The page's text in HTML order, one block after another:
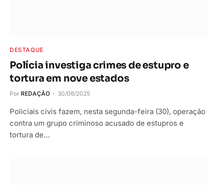
DESTAQUE
Polícia investiga crimes de estupro e
tortura em nove estados
Por REDAÇÃO 30/06/2025
Policiais civis fazem, nesta segunda-feira (30), operação
contra um grupo criminoso acusado de estupros e
tortura de…